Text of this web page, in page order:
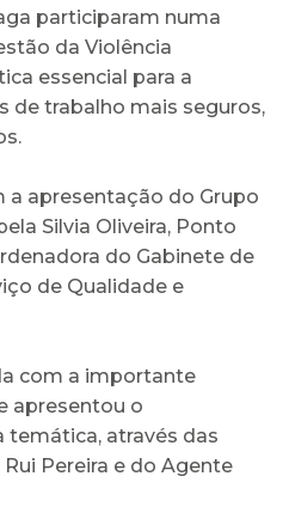
participaram numa
da Violência
essencial para a
de trabalho mais seguros,
a apresentação do Grupo
Silvia Oliveira, Ponto
do Gabinete de
de Qualidade e
com a importante
apresentou o
temática, através das
Pereira e do Agente